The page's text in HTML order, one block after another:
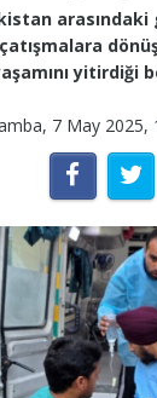
yitirdiği
7 May 2025,